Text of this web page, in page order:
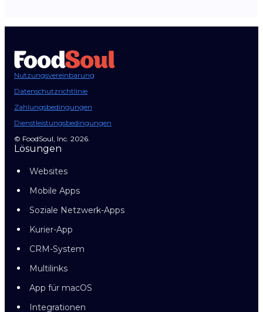
Nutzungsvereinbarung
Datenschutzrichtlinie
Zahlungsbedingungen
Dienstleistungsbedingungen
© FoodSoul, Inc. 2026.
Lösungen
Websites
Mobile Apps
Soziale Netzwerk-Apps
Kurier-App
CRM-System
Multilinks
App für macOS
Integrationen